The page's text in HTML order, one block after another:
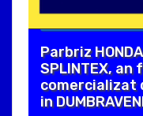
Parbriz
SPLINTEX,
comercializat
in